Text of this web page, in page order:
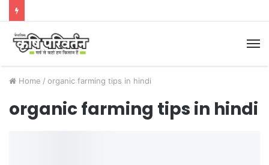
Home / organic farming tips in hindi
organic farming tips in hindi